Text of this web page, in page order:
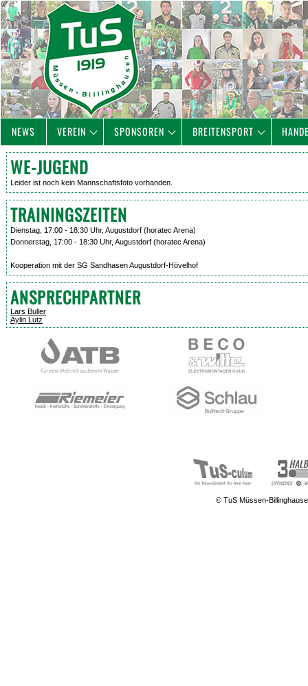
NEWS VEREIN SPONSOREN BREITENSPORT
WE-JUGEND
Leider ist noch kein Mannschaftsfoto vorhanden.
TRAININGSZEITEN
Dienstag, 17:00 - 18:30 Uhr, Augustdorf (horatec Arena)
Donnerstag, 17:00 - 18:30 Uhr, Augustdorf (horatec Arena)
Kooperation mit der SG Sandhasen Augustdorf-Hövelhof
ANSPRECHPARTNER
Lars Buller
Aylin Lutz
© TuS Müssen-